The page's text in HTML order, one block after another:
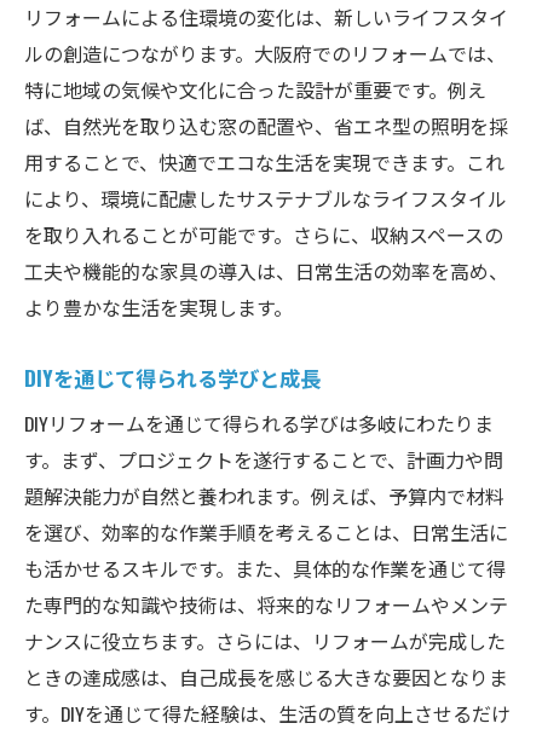
リフォームによる住環境の変化は、新しいライフスタイ
ルの創造につながります。大阪府でのリフォームでは、
特に地域の気候や文化に合った設計が重要です。例え
ば、自然光を取り込む窓の配置や、省エネ型の照明を採
用することで、快適でエコな生活を実現できます。これ
により、環境に配慮したサステナブルなライフスタイル
を取り入れることが可能です。さらに、収納スペースの
工夫や機能的な家具の導入は、日常生活の効率を高め、
より豊かな生活を実現します。
DIYを通じて得られる学びと成長
DIYリフォームを通じて得られる学びは多岐にわたりま
す。まず、プロジェクトを遂行することで、計画力や問
題解決能力が自然と養われます。例えば、予算内で材料
を選び、効率的な作業手順を考えることは、日常生活に
も活かせるスキルです。また、具体的な作業を通じて得
た専門的な知識や技術は、将来的なリフォームやメンテ
ナンスに役立ちます。さらには、リフォームが完成した
ときの達成感は、自己成長を感じる大きな要因となりま
す。DIYを通じて得た経験は、生活の質を向上させるだけ